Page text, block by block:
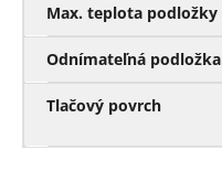
Max. teplota podložky
Odnímateľná podložka
Tlačový povrch